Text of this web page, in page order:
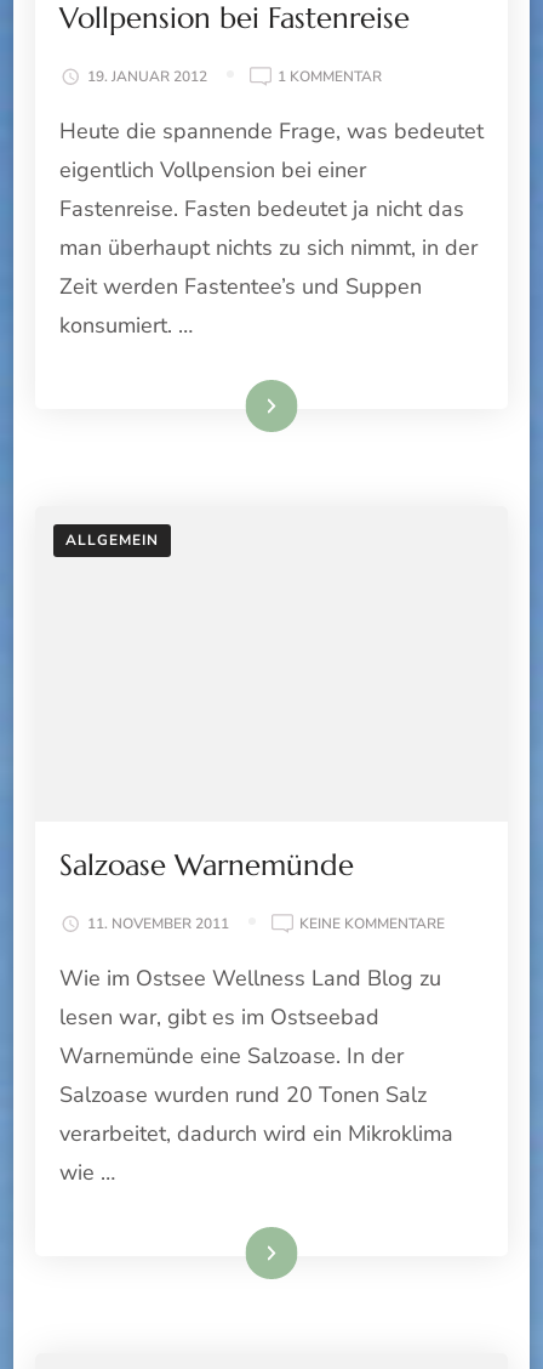
Vollpension bei Fastenreise
19. JANUAR 2012 1 KOMMENTARZU
BEI
Heute die spannende Frage, was bedeutet
eigentlich Vollpension bei einer
Fastenreise. Fasten bedeutet ja nicht das
man überhaupt nichts zu sich nimmt, in der
Zeit werden Fastentee’s und Suppen
konsumiert. …
Weiterlesen
ALLGEMEIN
Salzoase Warnemünde
11. NOVEMBER 2011 KEINE KOMMENTAREZU
Wie im Ostsee Wellness Land Blog zu
lesen war, gibt es im Ostseebad
Warnemünde eine Salzoase. In der
Salzoase wurden rund 20 Tonen Salz
verarbeitet, dadurch wird ein Mikroklima
wie …
Weiterlesen